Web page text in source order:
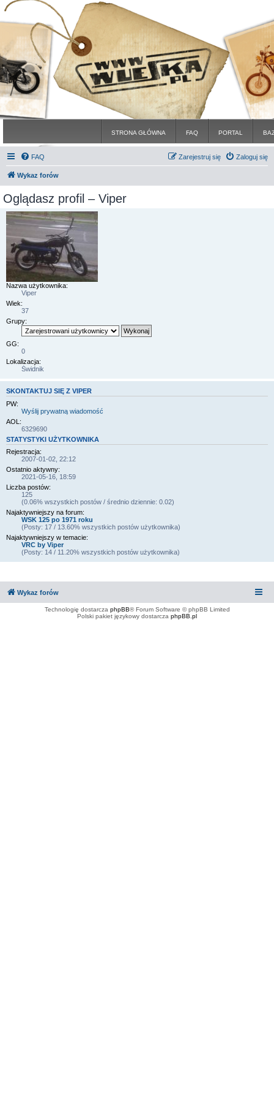
STRONA GŁÓWNA FAQ PORTAL
FAQ Zaloguj się
Zarejestruj się
Wykaz forów
Oglądasz profil – Viper
Nazwa użytkownika:
Viper
Wiek:
37
Grupy:
GG:
0
Lokalizacja:
Świdnik
SKONTAKTUJ SIĘ Z VIPER
PW:
Wyślij prywatną wiadomość
AOL:
6329690
STATYSTYKI UŻYTKOWNIKA
Rejestracja:
2007-01-02, 22:12
Ostatnio aktywny:
2021-05-16, 18:59
Liczba postów:
125
(0.06% wszystkich postów / średnio dziennie: 0.02)
Najaktywniejszy na forum:
WSK 125 po 1971 roku
(Posty: 17 / 13.60% wszystkich postów użytkownika)
Najaktywniejszy w temacie:
VRC by Viper
(Posty: 14 / 11.20% wszystkich postów użytkownika)
Wykaz forów
Technologię dostarcza phpBB® Forum Software © phpBB Limited
Polski pakiet językowy dostarcza phpBB.pl